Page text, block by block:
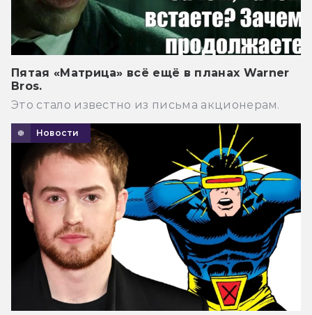
Пятая «Матрица» всё ещё в планах Warner
Bros.
Это стало известно из письма акционерам.
Новости